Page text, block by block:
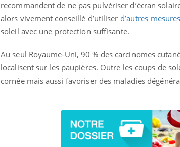
recommandent de ne pas pulvériser d’écran
alors vivement conseillé d’utiliser d’autres
soleil avec une protection suffisante.
Au seul Royaume-Uni, 90 % des carcinomes
localisent sur les paupières. Outre les coups de
cornée mais aussi favoriser des maladies